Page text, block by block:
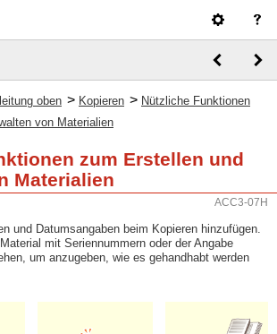
oben > Kopieren > Nützliche Funktionen
von Materialien
zum Erstellen und
Materialien
ACC3-07H
und Datumsangaben beim Kopieren hinzufügen.
mit Seriennummern oder der Angabe
um anzugeben, wie es gehandhabt werden